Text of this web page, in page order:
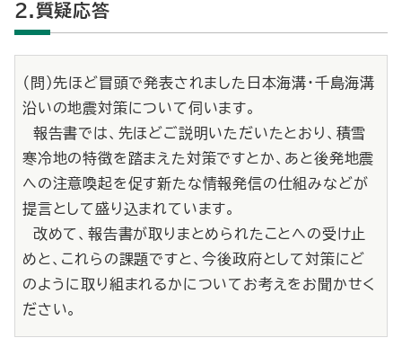
2.質疑応答
（問）先ほど冒頭で発表されました日本海溝・千島海溝
沿いの地震対策について伺います。
報告書では、先ほどご説明いただいたとおり、積雪
寒冷地の特徴を踏まえた対策ですとか、あと後発地震
への注意喚起を促す新たな情報発信の仕組みなどが
提言として盛り込まれています。
改めて、報告書が取りまとめられたことへの受け止
めと、これらの課題ですと、今後政府として対策にど
のように取り組まれるかについてお考えをお聞かせく
ださい。